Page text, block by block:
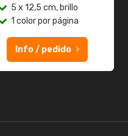
5 x 12,5 cm, brillo
1 color por página
Info / pedido